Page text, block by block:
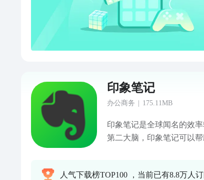
理规划时间。
印象笔记
办公商务 175.11MB
印象笔记是全球闻名的效
第二大脑，印象笔记可以
备份、高效记录、分享、多
人气下载榜TOP100 ，当前已有8.8万人